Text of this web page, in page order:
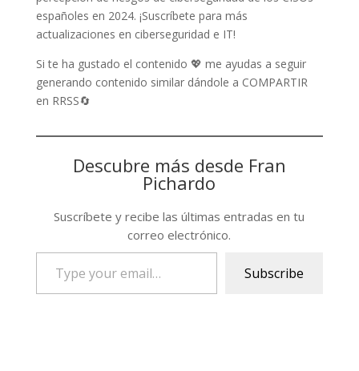
españoles en 2024. ¡Suscríbete para más
actualizaciones en ciberseguridad e IT!
Si te ha gustado el contenido 💖 me ayudas a seguir
generando contenido similar dándole a COMPARTIR
en RRSS🔄
Descubre más desde Fran
Pichardo
Suscríbete y recibe las últimas entradas en tu
correo electrónico.
email…
Subscribe